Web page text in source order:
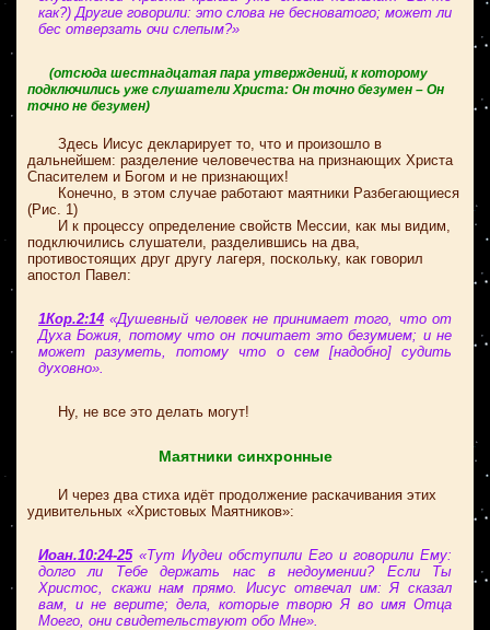
как?) Другие говорили: это слова не бесноватого; может ли
бес отверзать очи слепым?»
(отсюда шестнадцатая пара утверждений, к которому
подключились уже слушатели Христа: Он точно безумен – Он
точно не безумен)
Здесь Иисус декларирует то, что и произошло в
дальнейшем: разделение человечества на признающих Христа
Спасителем и Богом и не признающих!
Конечно, в этом случае работают маятники Разбегающиеся
(Рис. 1)
И к процессу определение свойств Мессии, как мы видим,
подключились слушатели, разделившись на два,
противостоящих друг другу лагеря, поскольку, как говорил
апостол Павел:
1Кор.2:14 «Душевный человек не принимает того, что от
Духа Божия, потому что он почитает это безумием; и не
может разуметь, потому что о сем [надобно] судить
духовно».
Ну, не все это делать могут!
Маятники синхронные
И через два стиха идёт продолжение раскачивания этих
удивительных «Христовых Маятников»:
Иоан.10:24-25«Тут Иудеи обступили Его и говорили Ему:
долго ли Тебе держать нас в недоумении? Если Ты
Христос, скажи нам прямо. Иисус отвечал им: Я сказал
вам, и не верите; дела, которые творю Я во имя Отца
Моего, они свидетельствуют обо Мне».